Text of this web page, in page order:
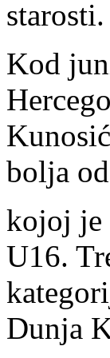
starosti.
Kod
bolja
kojoj je
U16.
Dunja